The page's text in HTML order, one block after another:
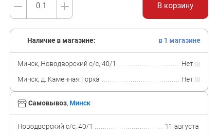
В корзину
Самовывоз, Минск
Новодворский с/с, 40/1
11 августа
Наличие в магазине: в 1 магазине
Минск, Новодворский с/с, 40/1
Нет
Минск, д. Каменная Горка
Нет